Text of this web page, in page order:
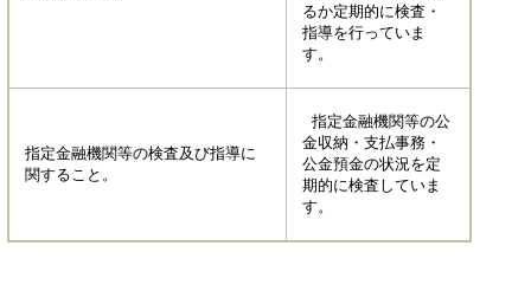
るか定期的に検査・
指導を行っていま
す。
指定金融機関等の検査及び指導に
関すること。
指定金融機関等の公
金収納・支払事務・
公金預金の状況を定
期的に検査していま
す。